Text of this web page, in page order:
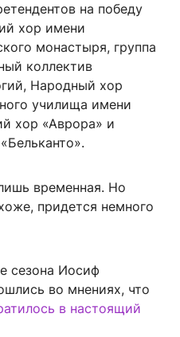
на победу
хор имени
монастыря, группа
коллектив
Народный хор
училища имени
хор «Аврора» и
временная. Но
придется немного
сезона Иосиф
во мнениях, что
в настоящий